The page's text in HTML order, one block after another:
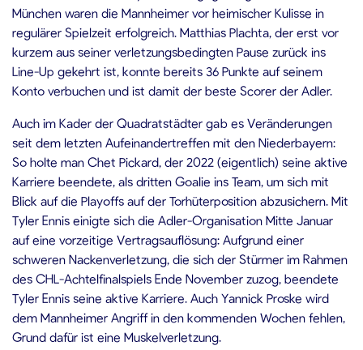
München waren die Mannheimer vor heimischer Kulisse in
regulärer Spielzeit erfolgreich. Matthias Plachta, der erst vor
kurzem aus seiner verletzungsbedingten Pause zurück ins
Line-Up gekehrt ist, konnte bereits 36 Punkte auf seinem
Konto verbuchen und ist damit der beste Scorer der Adler.
Auch im Kader der Quadratstädter gab es Veränderungen
seit dem letzten Aufeinandertreffen mit den Niederbayern:
So holte man Chet Pickard, der 2022 (eigentlich) seine aktive
Karriere beendete, als dritten Goalie ins Team, um sich mit
Blick auf die Playoffs auf der Torhüterposition abzusichern. Mit
Tyler Ennis einigte sich die Adler-Organisation Mitte Januar
auf eine vorzeitige Vertragsauflösung: Aufgrund einer
schweren Nackenverletzung, die sich der Stürmer im Rahmen
des CHL-Achtelfinalspiels Ende November zuzog, beendete
Tyler Ennis seine aktive Karriere. Auch Yannick Proske wird
dem Mannheimer Angriff in den kommenden Wochen fehlen,
Grund dafür ist eine Muskelverletzung.